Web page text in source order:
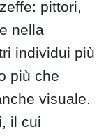
pittori,
nella
individui più
più che
visuale.
il cui